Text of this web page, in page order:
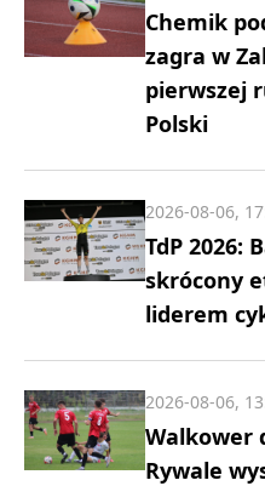
Chemik
zagra w
pierwszej
Polski
TdP 2026:
skrócony
liderem
2026-08-06,
Walkower
Rywale
2026-08-06,